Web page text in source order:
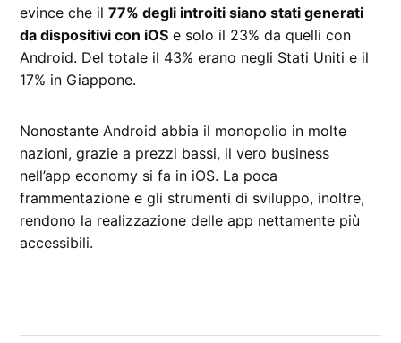
evince che il77% degli introiti siano stati generati
da dispositivi con iOS e solo il 23% da quelli con
Android. Del totale il 43% erano negli Stati Uniti e il
17% in Giappone.
Nonostante Android abbia il monopolio in molte
nazioni, grazie a prezzi bassi, il vero business
nell’app economy si fa in iOS. La poca
frammentazione e gli strumenti di sviluppo, inoltre,
rendono la realizzazione delle app nettamente più
accessibili.